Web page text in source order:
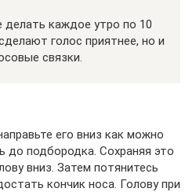
делать каждое утро по 10
голос приятнее, но и
связки.
его вниз как можно
до подбородка. Сохраняя это
вниз. Затем потянитесь
кончик носа. Голову при